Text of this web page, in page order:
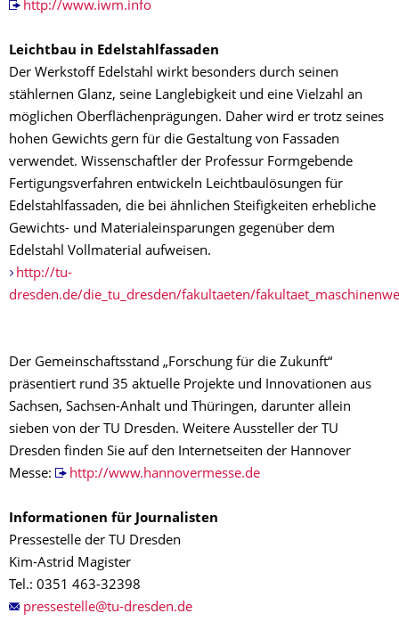
http://www.iwm.info
Leichtbau in Edelstahlfassaden
Der Werkstoff Edelstahl wirkt besonders durch seinen
stählernen Glanz, seine Langlebigkeit und eine Vielzahl an
möglichen Oberflächenprägungen. Daher wird er trotz seines
hohen Gewichts gern für die Gestaltung von Fassaden
verwendet. Wissenschaftler der Professur Formgebende
Fertigungsverfahren entwickeln Leichtbaulösungen für
Edelstahlfassaden, die bei ähnlichen Steifigkeiten erhebliche
Gewichts- und Materialeinsparungen gegenüber dem
Edelstahl Vollmaterial aufweisen.
http://tu-
dresden.de/die_tu_dresden/fakultaeten/
Der Gemeinschaftsstand „Forschung für die Zukunft“
präsentiert rund 35 aktuelle Projekte und Innovationen aus
Sachsen, Sachsen-Anhalt und Thüringen, darunter allein
sieben von der TU Dresden. Weitere Aussteller der TU
Dresden finden Sie auf den Internetseiten der Hannover
Messe:
http://www.hannovermesse.de
Informationen für Journalisten
Pressestelle der TU Dresden
Kim-Astrid Magister
Tel.: 0351 463-32398